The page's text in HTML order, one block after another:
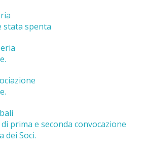
stata spenta
prima e seconda convocazione
dei Soci.